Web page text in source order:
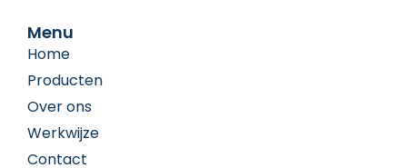
Menu
Home
Producten
Over ons
Werkwijze
Contact